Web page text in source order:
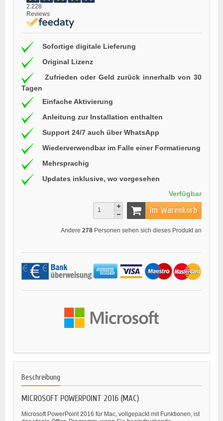
2.228
Reviews
Sofortige digitale Lieferung
Original Lizenz
Zufrieden oder Geld zurück innerhalb von 30
Tagen
Einfache Aktivierung
Anleitung zur Installation enthalten
Support 24/7 auch über WhatsApp
Wiederverwendbar im Falle einer Formatierung
Mehrsprachig
Updates inklusive, wo vorgesehen
Verfügbar
im Warenkorb
Andere 278 Personen sehen sich dieses Produkt an
Beschreibung
MICROSOFT POWERPOINT 2016 (MAC)
Microsoft PowerPoint 2016 für Mac, vollgepackt mit Funktionen, ist